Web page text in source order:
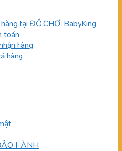
tại ĐỒ CHƠI BabyKing
toán
hàng
hàng
HÀNH